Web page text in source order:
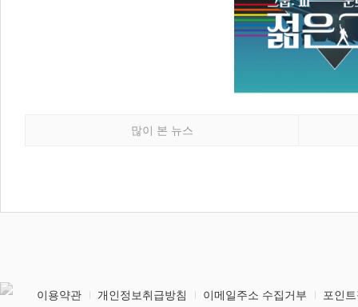
많이 본 뉴스
이용약관 개인정보취급방침 이메일주소 수집거부 포인